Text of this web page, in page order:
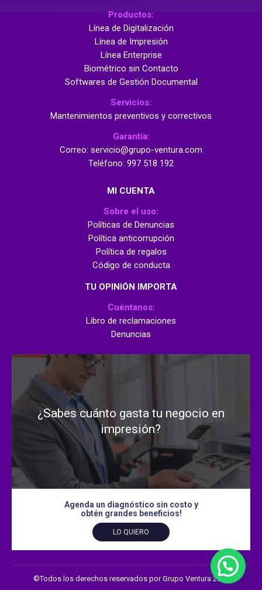
Productos:
Línea de Digitalización
Línea de Impresión
Línea Enterprise
Biométrico sin Contacto
Softwares de Gestión Documental
Servicios:
Mantenimientos preventivos y correctivos
Garantía:
Correo: servicio@grupo-ventura.com
Teléfono: 997 518 192
MI CUENTA
Sobre el uso:
Políticas de Denuncias
Política anticorrupción
Política de regalos
Código de conducta
TU OPINIÓN IMPORTA
Cuéntanos:
Libro de reclamaciones
Denuncias
¿Sabes cuánto gasta tu negocio en
impresión?
Agenda un diagnóstico sin costo y
obtén grandes beneficios!
LO QUIERO
©Todos los derechos reservados por Grupo Ventura 2026